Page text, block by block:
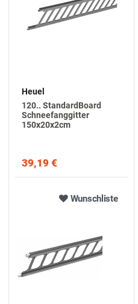
Heuel
120.. StandardBoard
Schneefanggitter
150x20x2cm
39,19 €
Wunschliste